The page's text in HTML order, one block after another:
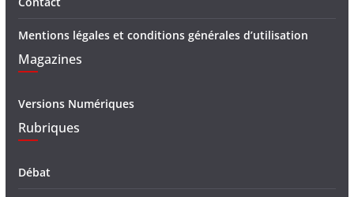
Mentions légales et conditions générales d’utilisation
Magazines
Versions Numériques
Rubriques
Débat